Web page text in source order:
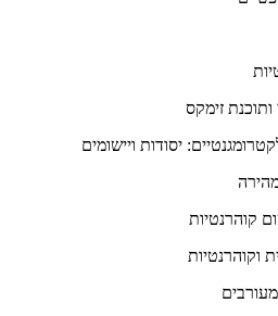
זימקס
יסודות ויישומים
קוהרנטיות
וקוהרנטיות